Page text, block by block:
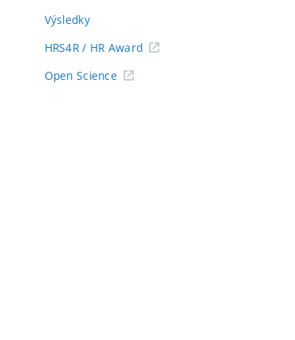
Výsledky
HRS4R / HR Award
Open Science